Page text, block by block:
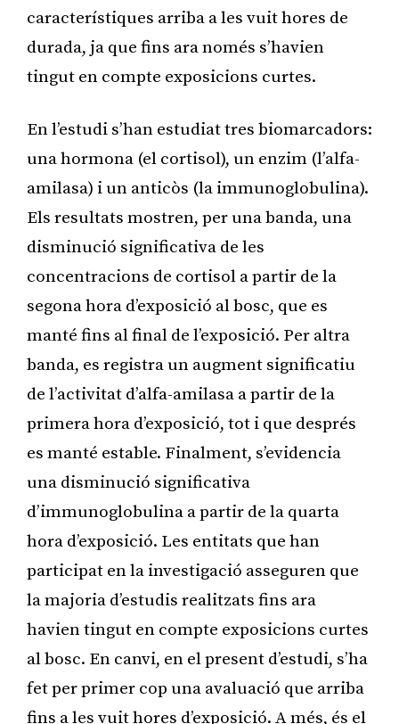
característiques arriba a les vuit hores de
durada, ja que fins ara només s’havien
tingut en compte exposicions curtes.
En l’estudi s’han estudiat tres biomarcadors:
una hormona (el cortisol), un enzim (l’alfa-
amilasa) i un anticòs (la immunoglobulina).
Els resultats mostren, per una banda, una
disminució significativa de les
concentracions de cortisol a partir de la
segona hora d’exposició al bosc, que es
manté fins al final de l’exposició. Per altra
banda, es registra un augment significatiu
de l’activitat d’alfa-amilasa a partir de la
primera hora d’exposició, tot i que després
es manté estable. Finalment, s’evidencia
una disminució significativa
d’immunoglobulina a partir de la quarta
hora d’exposició. Les entitats que han
participat en la investigació asseguren que
la majoria d’estudis realitzats fins ara
havien tingut en compte exposicions curtes
al bosc. En canvi, en el present d’estudi, s’ha
fet per primer cop una avaluació que arriba
fins a les vuit hores d’exposició. A més, és el